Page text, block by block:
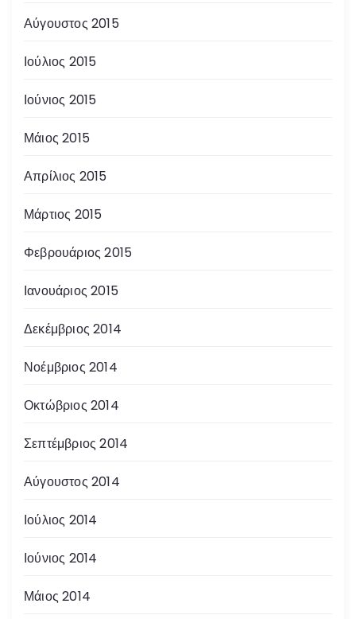
Αύγουστος 2015
Ιούλιος 2015
Ιούνιος 2015
Μάιος 2015
Απρίλιος 2015
Μάρτιος 2015
Φεβρουάριος 2015
Ιανουάριος 2015
Δεκέμβριος 2014
Νοέμβριος 2014
Οκτώβριος 2014
Σεπτέμβριος 2014
Αύγουστος 2014
Ιούλιος 2014
Ιούνιος 2014
Μάιος 2014